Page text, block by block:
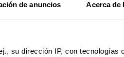
de anuncios Acerca de
su dirección IP, con tecnologías
la topografía de la ruta a seguir,
es el primer Jaguar que
entre el 8 y el 18 de este mes. En